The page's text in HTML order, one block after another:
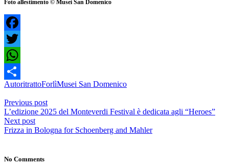
Foto allestimento © Musei San Domenico
Facebook
Twitter
WhatsApp
Share
AutoritrattoForlìMusei San Domenico
Previous post
L’edizione 2025 del Monteverdi Festival è dedicata agli “Heroes”
Next post
Frizza in Bologna for Schoenberg and Mahler
No Comments